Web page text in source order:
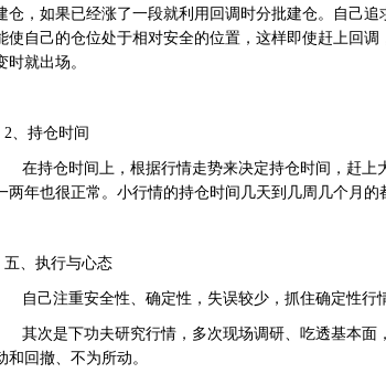
仓，如果已经涨了一段就利用回调时分批建仓。自己
使自己的仓位处于相对安全的位置，这样即使赶上回
时就出场。
2、持仓时间
在持仓时间上，根据行情走势来决定持仓时间，赶上
两年也很正常。小行情的持仓时间几天到几周几个月的
五、执行与心态
自己注重安全性、确定性，失误较少，抓住确定性行
其次是下功夫研究行情，多次现场调研、吃透基本面
和回撤、不为所动。